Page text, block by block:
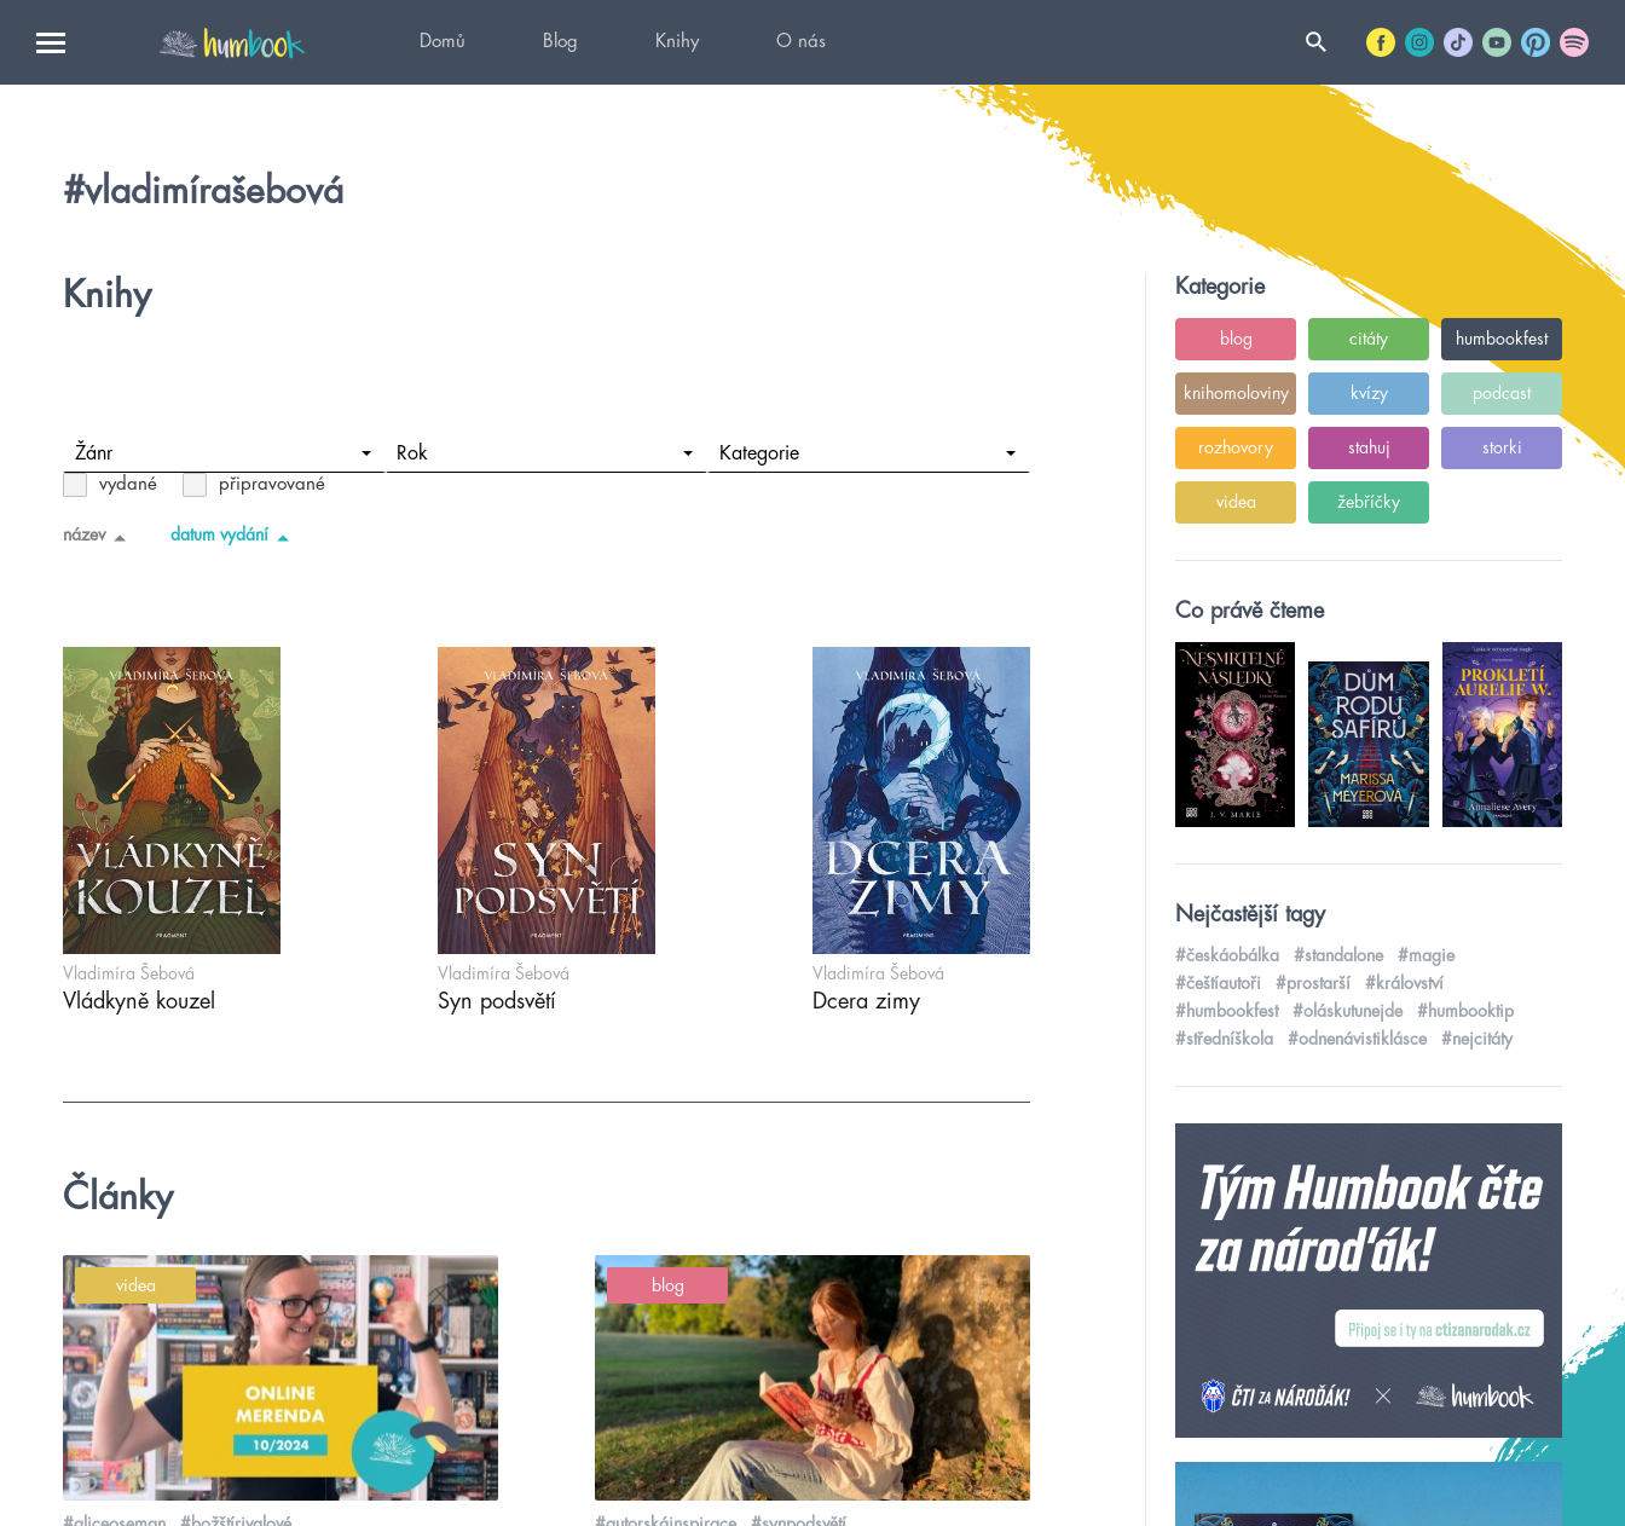
Domů Blog Knihy O nás
#vladimírašebová
Knihy
Žánr Rok Kategorie
vydané připravované
název datum vydání
Vladimíra Šebová
Vládkyně kouzel
Vladimíra Šebová
Syn podsvětí
Vladimíra Šebová
Dcera zimy
Články
videa blog
Kategorie
blog citáty humbookfest
knihomoloviny kvízy podcast
rozhovory stahuj storki
videa žebříčky
Co právě čteme
Nejčastější tagy
#českáobálka #standalone
#magie
#češtíautoři
#prostarší
#království
#humbookfest
#oláskutunejde
#humbooktip
#středníškola
#odnenávistiklásce #nejcitáty